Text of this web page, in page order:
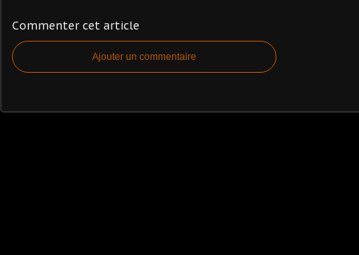
Commenter cet article
Ajouter un commentaire